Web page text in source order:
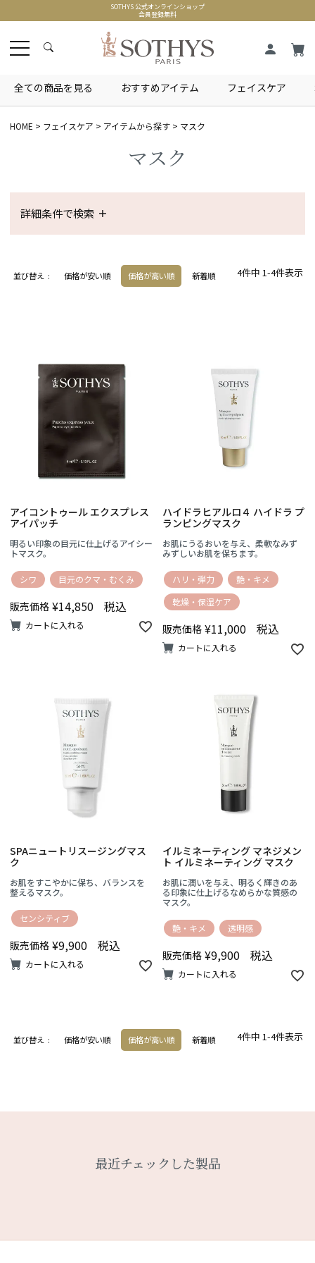
SOTHYS 公式オンラインショップ
会員登録無料
全ての商品を見る おすすめアイテム フェイスケア
HOME フェイスケア アイテムから探す マスク
マスク
詳細条件で検索
並び替え 価格が安い順 価格が高い順 新着順 4件中 1-4件表示
明るい印象の目元に仕上げるアイシー
トマスク。
アイコントゥール エクスプレス
アイパッチ
シワ 目元のクマ・むくみ
販売価格 ¥14,850 税込
カートに入れる
お肌にうるおいを与え、柔軟なみず
みずしいお肌を保ちます。
ハイドラヒアルロ４ ハイドラ プ
ランピングマスク
ハリ・弾力
艶・キメ
乾燥・保湿ケア
販売価格 ¥11,000 税込
カートに入れる
お肌をすこやかに保ち、バランスを
整えるマスク。
SPAニュートリスージングマス
ク
センシティブ
販売価格 ¥9,900 税込
カートに入れる
お肌に潤いを与え、明るく輝きのあ
る印象に仕上げるなめらかな質感の
マスク。
イルミネーティング マネジメン
ト イルミネーティング マスク
艶・キメ 透明感
販売価格 ¥9,900 税込
カートに入れる
並び替え 価格が安い順 価格が高い順 新着順 4件中 1-4件表示
最近チェックした製品